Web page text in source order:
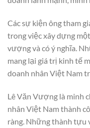
Các sự kiện ông tham
trong việc xây dựng
vượng và có ý nghĩa.
mang lại giá trị kinh tế
doanh nhân Việt Nam
Lê Văn Vượng là minh
nhân Việt Nam thành
ràng. Những thành tựu